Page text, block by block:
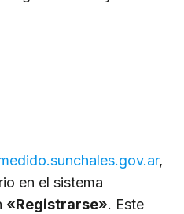
,
en el sistema
«Registrarse». Este